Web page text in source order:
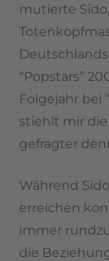
mutierte
“Popstars”
Folgejahr bei
stiehlt mir die
gefragter
Während
erreichen
immer
die